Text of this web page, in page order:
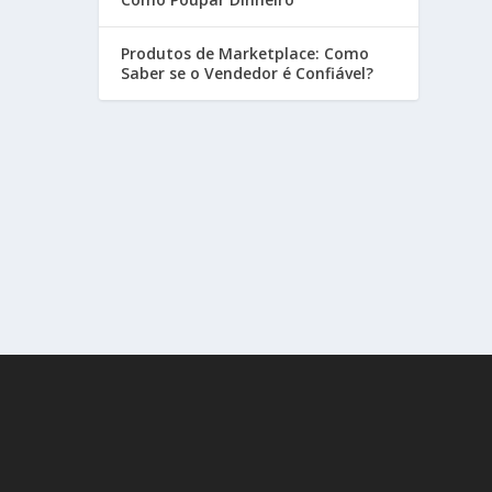
Produtos de Marketplace: Como
Saber se o Vendedor é Confiável?